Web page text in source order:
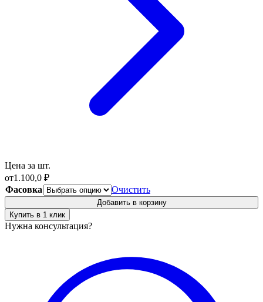
Цена за шт.
от1.100,0 ₽
Фасовка
Очистить
Добавить в корзину
Купить в 1 клик
Нужна консультация?